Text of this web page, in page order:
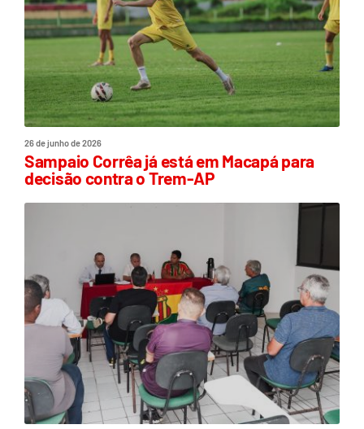
26 de junho de 2026
Sampaio Corrêa já está em Macapá para
decisão contra o Trem-AP